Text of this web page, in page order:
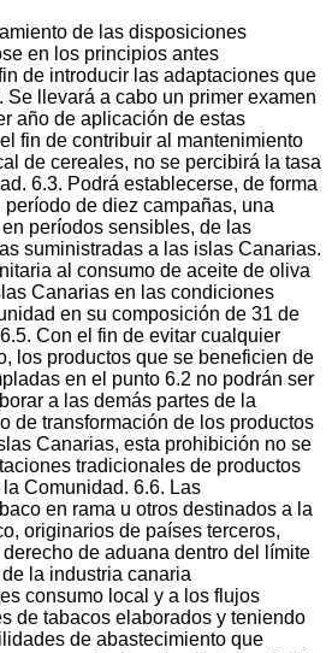
de las disposiciones
en los principios antes
de introducir las adaptaciones que
Se llevará a cabo un primer examen
año de aplicación de estas
fin de contribuir al mantenimiento
de cereales, no se percibirá la tasa
6.3. Podrá establecerse, de forma
de diez campañas, una
períodos sensibles, de las
suministradas a las islas Canarias.
al consumo de aceite de oliva
Canarias en las condiciones
en su composición de 31 de
Con el fin de evitar cualquier
los productos que se beneficien de
en el punto 6.2 no podrán ser
a las demás partes de la
de transformación de los productos
Canarias, esta prohibición no se
tradicionales de productos
Comunidad. 6.6. Las
en rama u otros destinados a la
originarios de países terceros,
de aduana dentro del límite
la industria canaria
consumo local y a los flujos
de tabacos elaborados y teniendo
de abastecimiento que